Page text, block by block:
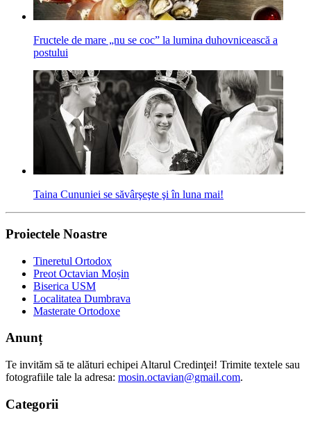
Fructele de mare „nu se coc” la lumina duhovnicească a
postului
Taina Cununiei se săvârşeşte şi în luna mai!
Proiectele Noastre
Tineretul Ortodox
Preot Octavian Moșin
Biserica USM
Localitatea Dumbrava
Masterate Ortodoxe
Anunț
Te invităm să te alături echipei Altarul Credinţei! Trimite textele sau
fotografiile tale la adresa: mosin.octavian@gmail.com.
Categorii